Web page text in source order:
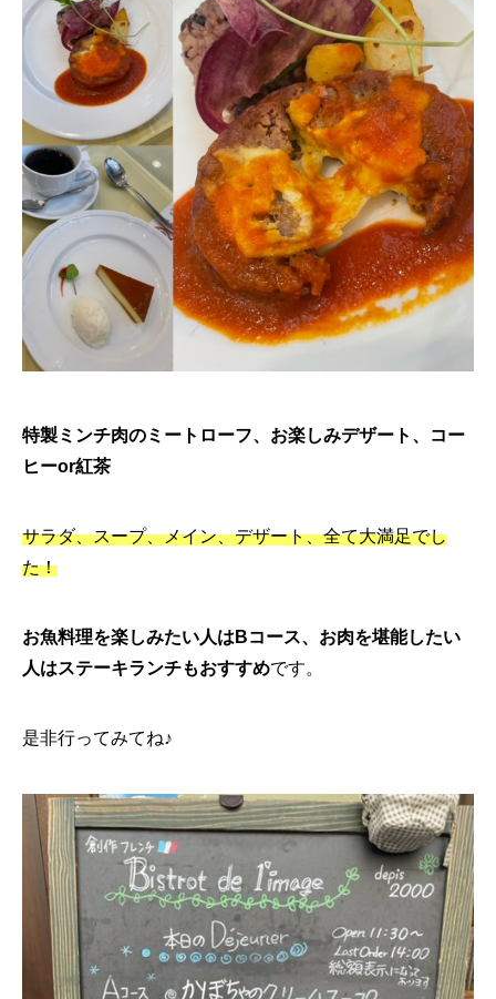
特製ミンチ肉のミートローフ、お楽しみデザート、コー
ヒーor紅茶
サラダ、スープ、メイン、デザート、全て大満足でし
た！
お魚料理を楽しみたい人はBコース、お肉を堪能したい
人はステーキランチもおすすめです。
是非行ってみてね♪